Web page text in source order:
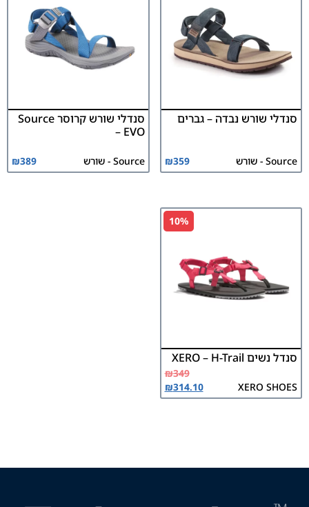
סנדלי שורש נבדה – גברים
Source - שורש ₪359
סנדלי שורש קרוסר Source
– EVO
Source - שורש ₪389
10%
סנדל נשים XERO – H-Trail
XERO SHOES
₪349
₪314.10